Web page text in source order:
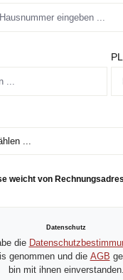
weicht von
Datenschutz
die
genommen und die AGB
bin mit ihnen einverstanden.